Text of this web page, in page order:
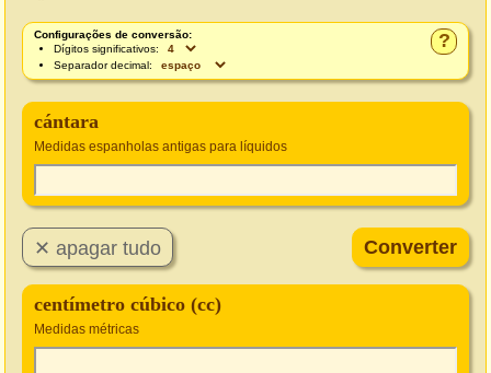
?
Configurações de conversão:
Dígitos significativos:
Separador decimal:
cántara
Medidas espanholas antigas para líquidos
centímetro cúbico (cc)
Medidas métricas